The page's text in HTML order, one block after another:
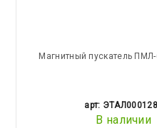
Магнитный пускатель
арт:
В наличии